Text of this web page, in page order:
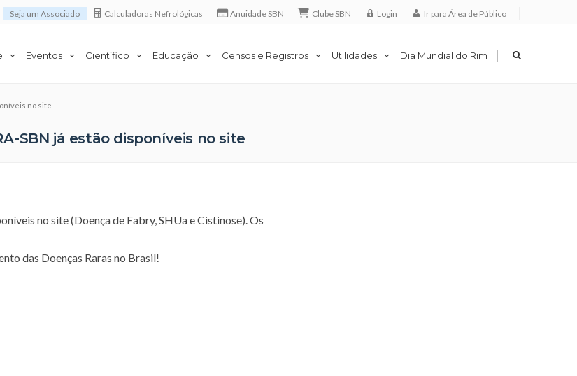
Seja um Associado Calculadoras Nefrológicas Anuidade SBN Clube SBN Login Ir para Área de Público
Eventos Científico Educação Censos e Registros Utilidades Dia Mundial do Rim |
no site
SBN já estão disponíveis no site
no site (Doença de Fabry, SHUa e Cistinose). Os
das Doenças Raras no Brasil!